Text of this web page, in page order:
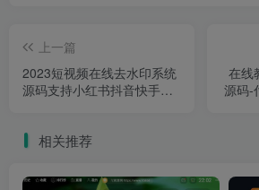
上一篇
2023短视频在线去水印系统
源码支持小红书抖音快手微
在线
源码-
相关推荐